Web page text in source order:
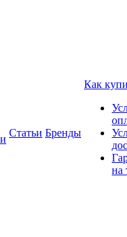
Статьи Бренды
Как
на